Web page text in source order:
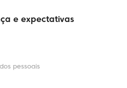
e expectativas
pessoais